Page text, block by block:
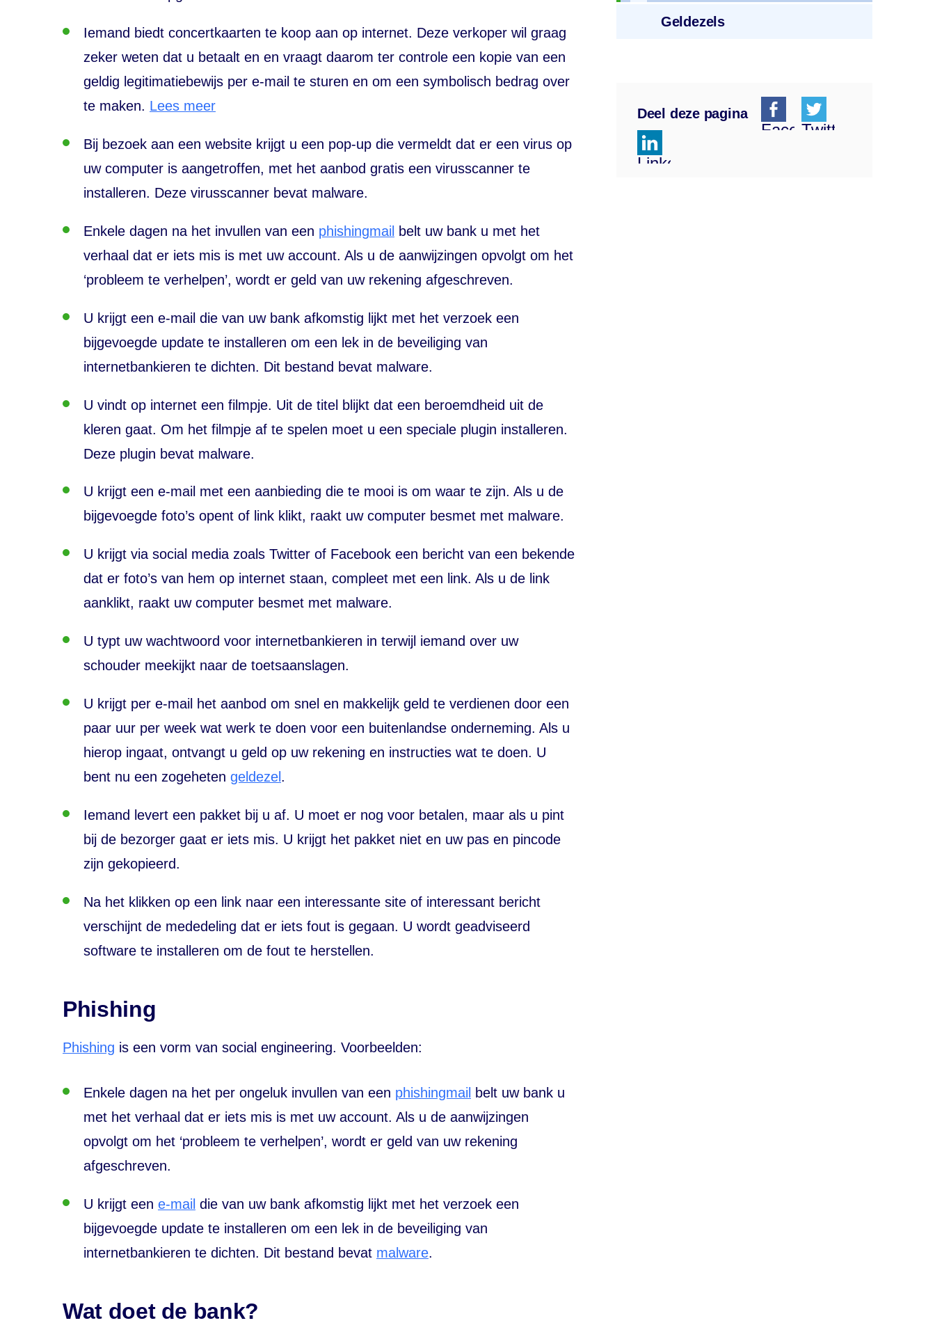
Iemand biedt concertkaarten te koop aan op internet. Deze verkoper wil graag
zeker weten dat u betaalt en en vraagt daarom ter controle een kopie van een
geldig legitimatiebewijs per e-mail te sturen en om een symbolisch bedrag over
te maken. Lees meer
Bij bezoek aan een website krijgt u een pop-up die vermeldt dat er een virus op
uw computer is aangetroffen, met het aanbod gratis een virusscanner te
installeren. Deze virusscanner bevat malware.
Enkele dagen na het invullen van een phishingmail belt uw bank u met het
verhaal dat er iets mis is met uw account. Als u de aanwijzingen opvolgt om het
‘probleem te verhelpen’, wordt er geld van uw rekening afgeschreven.
U krijgt een e-mail die van uw bank afkomstig lijkt met het verzoek een
bijgevoegde update te installeren om een lek in de beveiliging van
internetbankieren te dichten. Dit bestand bevat malware.
U vindt op internet een filmpje. Uit de titel blijkt dat een beroemdheid uit de
kleren gaat. Om het filmpje af te spelen moet u een speciale plugin installeren.
Deze plugin bevat malware.
U krijgt een e-mail met een aanbieding die te mooi is om waar te zijn. Als u de
bijgevoegde foto’s opent of link klikt, raakt uw computer besmet met malware.
U krijgt via social media zoals Twitter of Facebook een bericht van een bekende
dat er foto’s van hem op internet staan, compleet met een link. Als u de link
aanklikt, raakt uw computer besmet met malware.
U typt uw wachtwoord voor internetbankieren in terwijl iemand over uw
schouder meekijkt naar de toetsaanslagen.
U krijgt per e-mail het aanbod om snel en makkelijk geld te verdienen door een
paar uur per week wat werk te doen voor een buitenlandse onderneming. Als u
hierop ingaat, ontvangt u geld op uw rekening en instructies wat te doen. U
bent nu een zogeheten geldezel .
Iemand levert een pakket bij u af. U moet er nog voor betalen, maar als u pint
bij de bezorger gaat er iets mis. U krijgt het pakket niet en uw pas en pincode
zijn gekopieerd.
Na het klikken op een link naar een interessante site of interessant bericht
verschijnt de mededeling dat er iets fout is gegaan. U wordt geadviseerd
software te installeren om de fout te herstellen.
Phishing
Phishing is een vorm van social engineering. Voorbeelden:
Enkele dagen na het per ongeluk invullen van een phishingmail
belt uw bank u
met het verhaal dat er iets mis is met uw account. Als u de aanwijzingen
opvolgt om het ‘probleem te verhelpen’, wordt er geld van uw rekening
afgeschreven.
U krijgt een e-mail die van uw bank afkomstig lijkt met het verzoek een
bijgevoegde update te installeren om een lek in de beveiliging van
internetbankieren te dichten. Dit bestand bevat malware.
Wat doet de bank?
Geldezels
Deel deze pagina
Facebook
Twitter
Linkedin